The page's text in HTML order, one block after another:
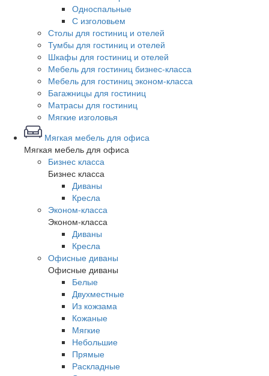
Односпальные
С изголовьем
Столы для гостиниц и отелей
Тумбы для гостиниц и отелей
Шкафы для гостиниц и отелей
Мебель для гостиниц бизнес-класса
Мебель для гостиниц эконом-класса
Багажницы для гостиниц
Матрасы для гостиниц
Мягкие изголовья
Мягкая мебель для офиса
Мягкая мебель для офиса
Бизнес класса
Бизнес класса
Диваны
Кресла
Эконом-класса
Эконом-класса
Диваны
Кресла
Офисные диваны
Офисные диваны
Белые
Двухместные
Из кожзама
Кожаные
Мягкие
Небольшие
Прямые
Раскладные